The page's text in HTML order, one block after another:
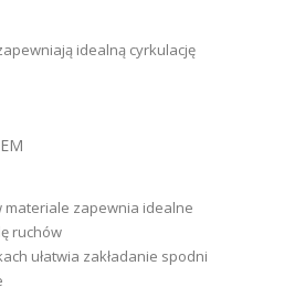
idealną cyrkulację
materiale zapewnia idealne
ruchów
ułatwia zakładanie spodni